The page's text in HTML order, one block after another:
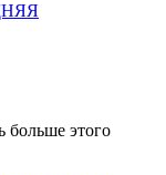
больше этого